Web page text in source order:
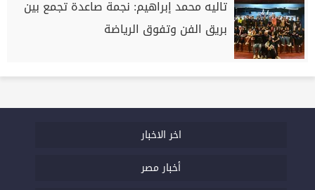
تاليه محمد إبراهيم: نجمة صاعدة تجمع بين
بريق الفن وتفوق الرياضة
اخر الاخبار
أخبار مصر